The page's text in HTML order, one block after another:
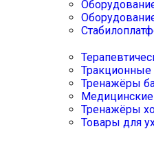
Тракционные
Тренажёры
Тренажёры
Товары для